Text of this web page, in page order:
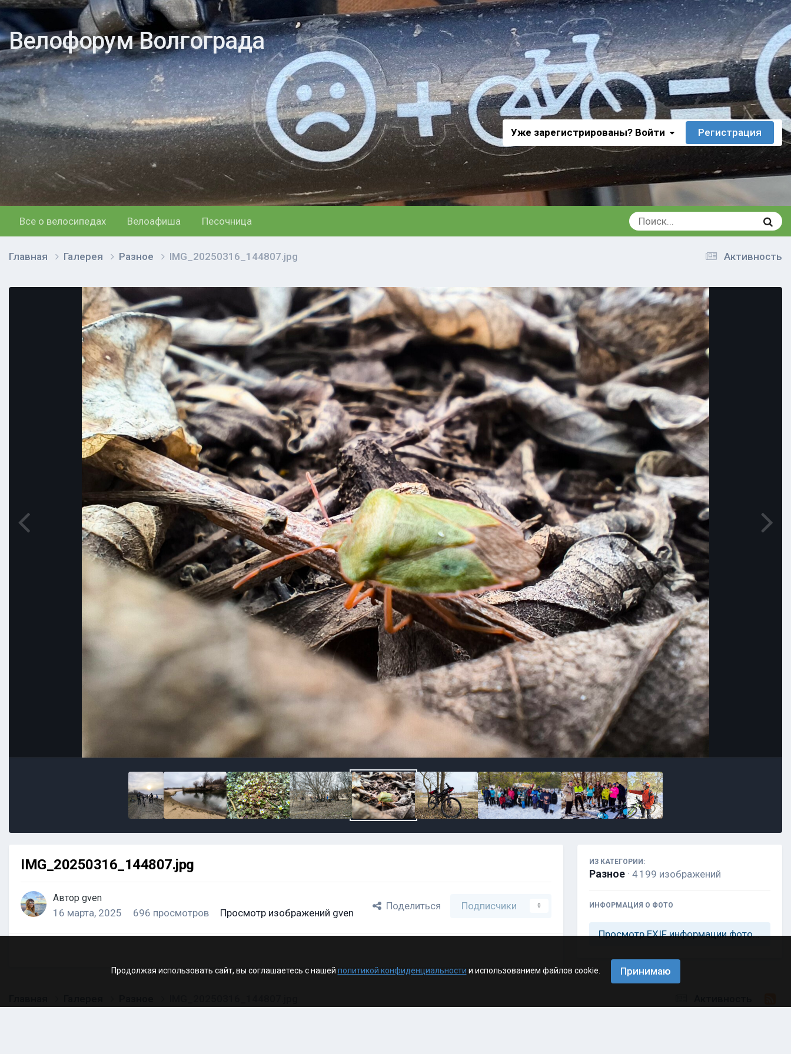
Велофорум Волгограда
Уже зарегистрированы? Войти Регистрация
Все о велосипедах Велоафиша Песочница
Активность
Главная Галерея Разное IMG_20250316_144807.jpg
IMG_20250316_144807.jpg
Автор gven
16 марта, 2025 696 просмотров Просмотр изображений gven
Поделиться Подписчики 0
ИЗ КАТЕГОРИИ:
Разное · 4 199 изображений
ИНФОРМАЦИЯ О ФОТО
Просмотр EXIF информации фотографии
Продолжая использовать сайт, вы соглашаетесь с нашей политикой конфиденциальности и использованием файлов cookie. Принимаю